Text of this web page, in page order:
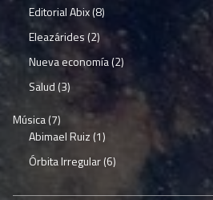
Editorial Abix(8)
Eleazárides(2)
Nueva economía(2)
Salud(3)
Música(7)
Abimael Ruiz(1)
Órbita Irregular(6)